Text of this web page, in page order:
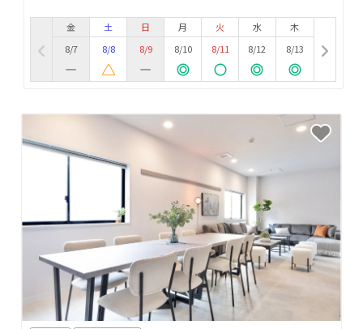
金
8/7
土
8/8
日
8/9
月
8/10
火
8/11
水
8/12
木
8/13